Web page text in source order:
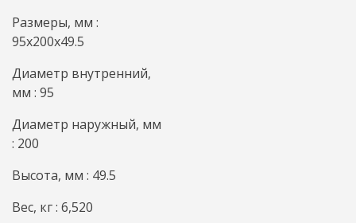
Размеры, мм :
95x200x49.5
Диаметр внутренний,
мм : 95
Диаметр наружный, мм
: 200
Высота, мм : 49.5
Вес, кг : 6,520